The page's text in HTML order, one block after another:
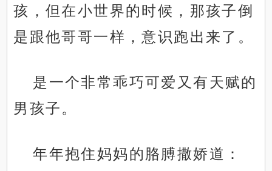
孩，但在小世界的时候，那孩子倒
是跟他哥哥一样，意识跑出来了。
是一个非常乖巧可爱又有天赋的
男孩子。
年年抱住妈妈的胳膊撒娇道：